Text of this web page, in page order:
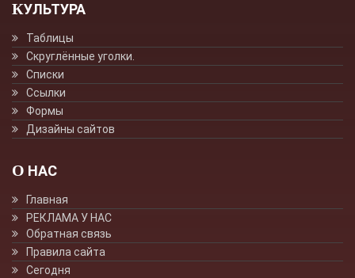
КУЛЬТУРА
Таблицы
Скруглённые уголки.
Списки
Ссылки
Формы
Дизайны сайтов
О НАС
Главная
РЕКЛАМА У НАС
Обратная связь
Правила сайта
Сегодня